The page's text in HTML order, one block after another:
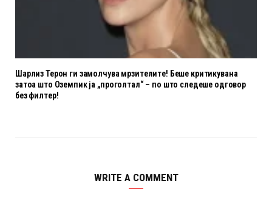
Шарлиз Терон ги замолчува мрзителите! Беше критикувана
затоа што Оземпик ја „проголтал“ – по што следеше одговор
без филтер!
WRITE A COMMENT